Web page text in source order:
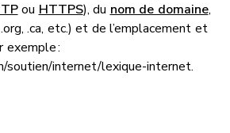
ou HTTPS), du nom de domaine,
.ca, etc.) et de l’emplacement et
exemple :
soutien/internet/lexique-internet.